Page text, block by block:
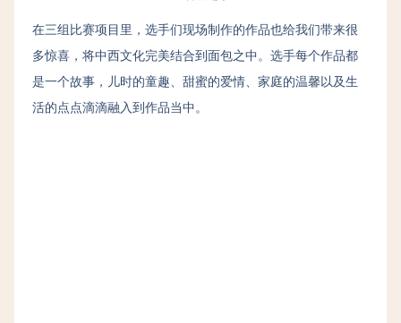
在三组比赛项目里，选手们现场制作的作品也给我们带来很
多惊喜，将中西文化完美结合到面包之中。选手每个作品都
是一个故事，儿时的童趣、甜蜜的爱情、家庭的温馨以及生
活的点点滴滴融入到作品当中。